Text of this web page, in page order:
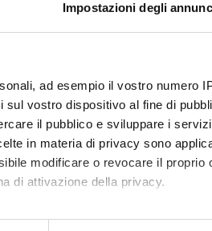
Impostazioni degli
ad esempio il vostro numero
vostro dispositivo al fine di
il pubblico e sviluppare i
in materia di privacy sono
modificare o revocare il proprio
di attivazione della privacy.